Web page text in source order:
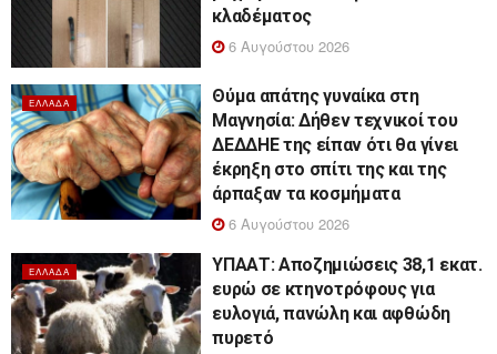
κλαδέματος
6 Αυγούστου 2026
ΕΛΛΆΔΑ
Θύμα απάτης γυναίκα στη
Μαγνησία: Δήθεν τεχνικοί του
ΔΕΔΔΗΕ της είπαν ότι θα γίνει
έκρηξη στο σπίτι της και της
άρπαξαν τα κοσμήματα
6 Αυγούστου 2026
ΕΛΛΆΔΑ
ΥΠΑΑΤ: Αποζημιώσεις 38,1 εκατ.
ευρώ σε κτηνοτρόφους για
ευλογιά, πανώλη και αφθώδη
πυρετό